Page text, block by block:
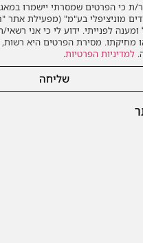
ת כי הפרטים שמסרתי יישמרו
מוניציפלי בע"מ" (מפעילת אתר
ומענה לפנייתי. ידוע לי כי אני
מחיקתו. מסירת הפרטים היא
למדיניות הפרטיות.
שליחה